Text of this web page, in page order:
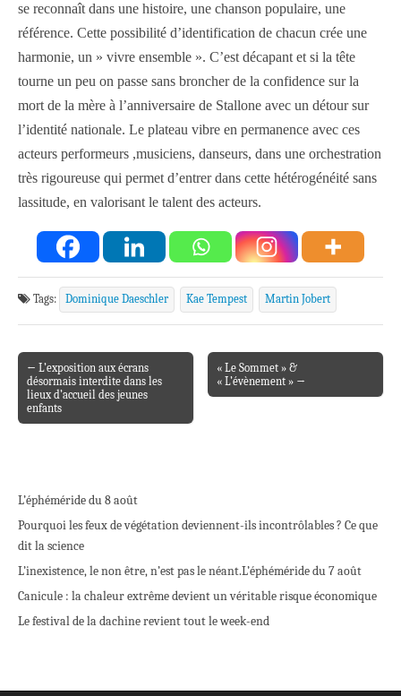
se reconnaît dans une histoire, une chanson populaire, une
référence. Cette possibilité d’identification de chacun crée une
harmonie, un » vivre ensemble ». C’est décapant et si la tête
tourne un peu on passe sans broncher de la confidence sur la
mort de la mère à l’anniversaire de Stallone avec un détour sur
l’identité nationale. Le plateau vibre en permanence avec ces
acteurs performeurs ,musiciens, danseurs, dans une orchestration
très rigoureuse qui permet d’entrer dans cette hétérogénéité sans
lassitude, en valorisant le talent des acteurs.
Tags: Dominique Daeschler Kae Tempest Martin Jobert
Post navigation
← L’exposition aux écrans
désormais interdite dans les
lieux d’accueil des jeunes
enfants
« Le Sommet » &
« L’évènement » →
L’éphéméride du 8 août
Pourquoi les feux de végétation deviennent-ils incontrôlables ? Ce que
dit la science
L’inexistence, le non être, n’est pas le néant.L’éphéméride du 7 août
Canicule : la chaleur extrême devient un véritable risque économique
Le festival de la dachine revient tout le week-end